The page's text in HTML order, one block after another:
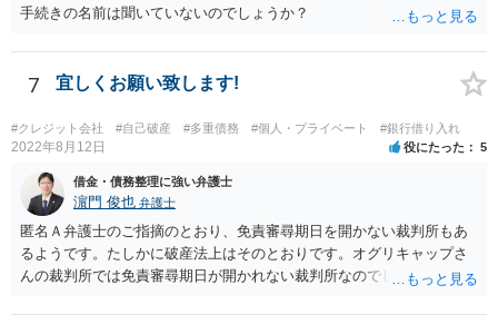
手続きの名前は聞いていないのでしょうか？
7 宜しくお願い致します!
#クレジット会社 #自己破産 #多重債務 #個人・プライベート #銀行借り入れ
2022年8月12日 役にたった 5
借金・債務整理に強い弁護士
濵門 俊也 弁護士
匿名Ａ弁護士のご指摘のとおり、免責審尋期日を開かない裁判所もあ
るようです。たしかに破産法上はそのとおりです。オグリキャップさ
んの裁判所では免責審尋期日が開かれない裁判所なのでしょう。東京